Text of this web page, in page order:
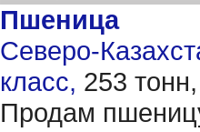
Пшеница
Северо-
класс, 253
Продам